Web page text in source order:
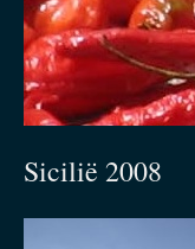
Sicilië 2008